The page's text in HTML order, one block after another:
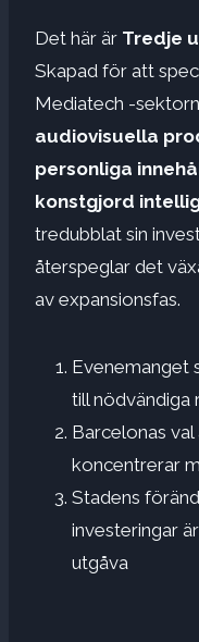
Det här är Tredje
Skapad för att
Mediatech -
audiovisuella
personliga
konstgjord
tredubblat sin
återspeglar det
av expansionsfas.
Evenemanget
till nödvändiga
Barcelonas
koncentrerar
Stadens
investeringar
utgåva